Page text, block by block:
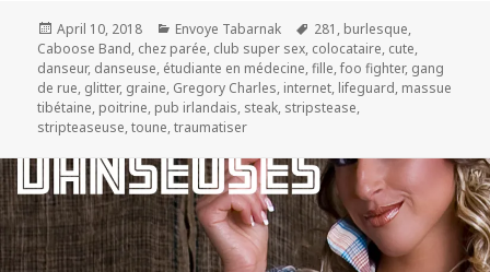
Posted
on
April 10, 2018 Categories
Envoye Tabarnak Tags
281, burlesque,
Caboose Band, chez parée, club super sex, colocataire, cute,
danseur, danseuse, étudiante en médecine,fille,foo fighter, gang
de rue, glitter, graine, Gregory Charles, internet, lifeguard, massue
tibétaine, poitrine, pub irlandais, steak, stripstease,
stripteaseuse,toune,traumatiser